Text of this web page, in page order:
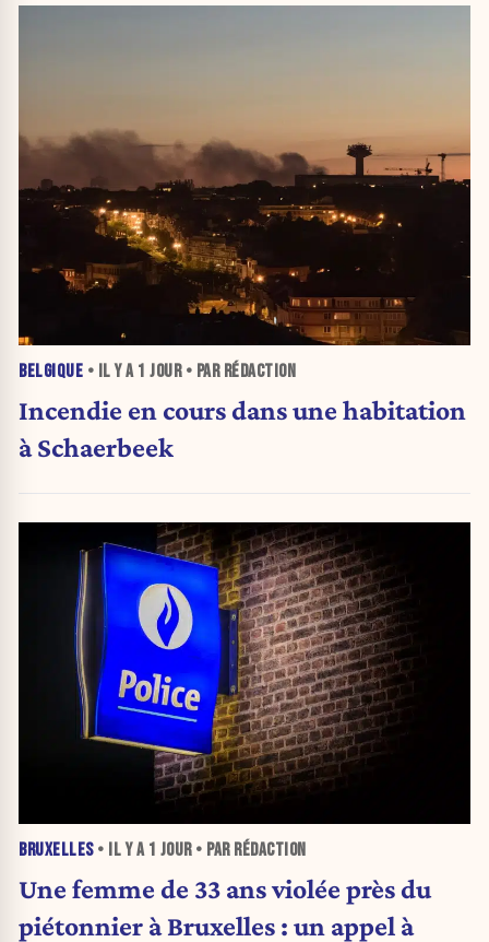
BELGIQUE • IL Y A 1 JOUR• PAR RÉDACTION
Incendie en cours dans une habitation
à Schaerbeek
BRUXELLES• IL Y A 1 JOUR• PAR RÉDACTION
Une femme de 33 ans violée près du
piétonnier à Bruxelles : un appel à